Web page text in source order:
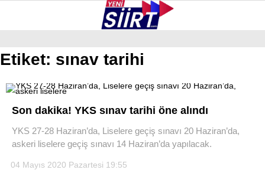
GALERİ VİDEO YAZARLAR
BAYKAN
PERVARI
Etiket: sınav tarihi
Son dakika! YKS sınav tarihi öne alındı
YKS 27-28 Haziran’da, Liselere geçiş sınavı 20 Haziran’da,
askeri liselere geçiş sınavı 14 Haziran’da yapılacak.
04 Mayıs 2020 Pazartesi 19:55